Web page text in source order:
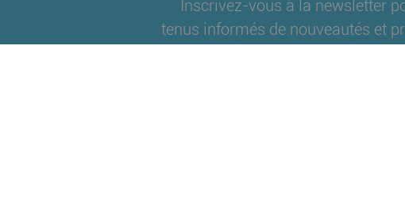
Inscrivez-vous à la newsletter
tenus informés de nouveautés et